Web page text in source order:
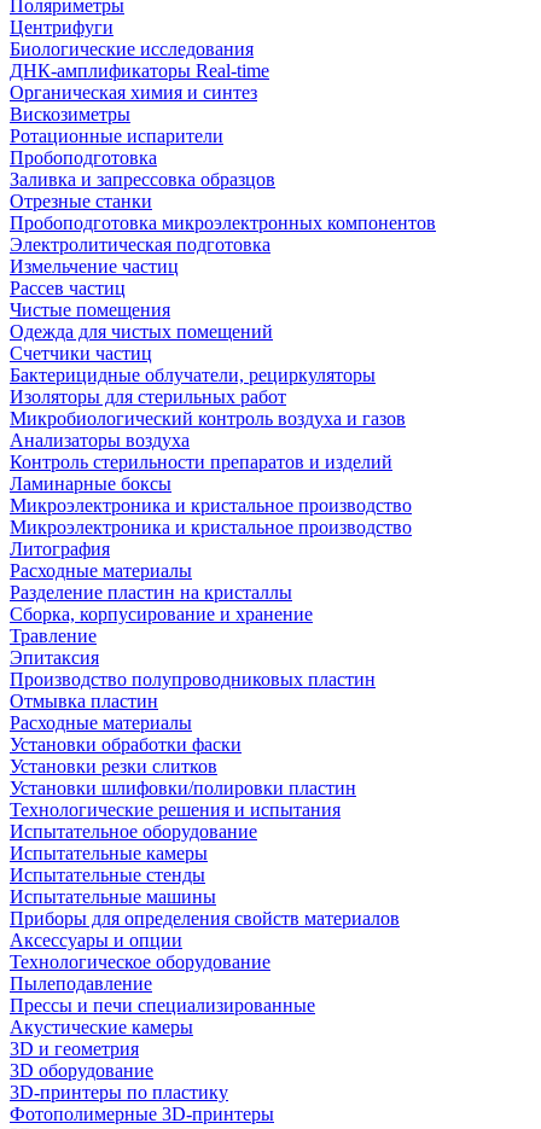
Поляриметры
Центрифуги
Биологические исследования
ДНК-амплификаторы Real-time
Органическая химия и синтез
Вискозиметры
Ротационные испарители
Пробоподготовка
Заливка и запрессовка образцов
Отрезные станки
Пробоподготовка микроэлектронных компонентов
Электролитическая подготовка
Измельчение частиц
Рассев частиц
Чистые помещения
Одежда для чистых помещений
Счетчики частиц
Бактерицидные облучатели, рециркуляторы
Изоляторы для стерильных работ
Микробиологический контроль воздуха и газов
Анализаторы воздуха
Контроль стерильности препаратов и изделий
Ламинарные боксы
Микроэлектроника и кристальное производство
Микроэлектроника и кристальное производство
Литография
Расходные материалы
Разделение пластин на кристаллы
Сборка, корпусирование и хранение
Травление
Эпитаксия
Производство полупроводниковых пластин
Отмывка пластин
Расходные материалы
Установки обработки фаски
Установки резки слитков
Установки шлифовки/полировки пластин
Технологические решения и испытания
Испытательное оборудование
Испытательные камеры
Испытательные стенды
Испытательные машины
Приборы для определения свойств материалов
Аксессуары и опции
Технологическое оборудование
Пылеподавление
Прессы и печи специализированные
Акустические камеры
3D и геометрия
3D оборудование
3D-принтеры по пластику
Фотополимерные 3D-принтеры